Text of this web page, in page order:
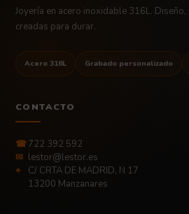
Joyería en acero inoxidable 316L.
creadas para durar.
Acero 316L Grabado personalizado
CONTACTO
☎722 392 592
✉ lestor@lestor.es
⌖
C/ CRTA DE MADRID, N 17
13200 Manzanares